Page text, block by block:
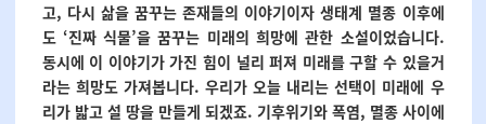
고, 다시 삶을 꿈꾸는 존재들의 이야기이자생태계 멸종 이후에
도 ‘진짜 식물’을 꿈꾸는 미래의 희망에 관한 소설이었습니다.
동시에 이 이야기가 가진 힘이 널리 퍼져 미래를 구할 수 있을거
라는 희망도 가져봅니다. 우리가 오늘 내리는 선택이 미래에 우
리가 밟고 설 땅을 만들게 되겠죠. 기후위기와 폭염, 멸종 사이에